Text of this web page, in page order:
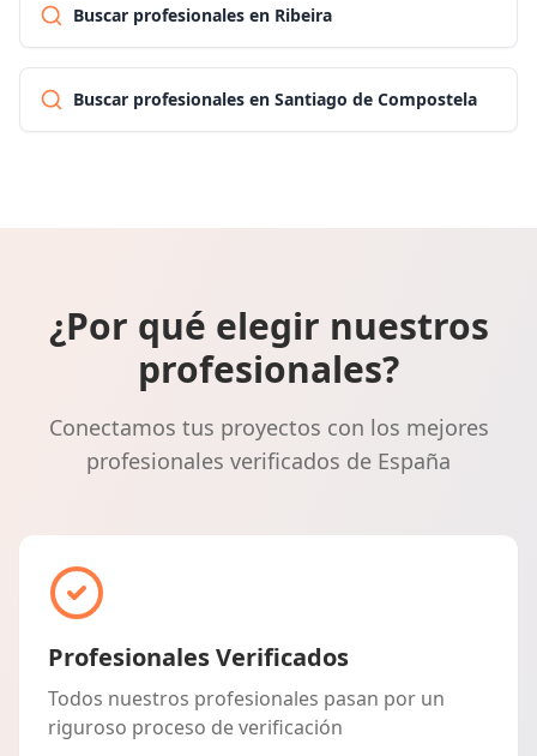
Buscar profesionales en Ribeira
Buscar profesionales en Santiago de Compostela
¿Por qué elegir nuestros
profesionales?
Conectamos tus proyectos con los mejores
profesionales verificados de España
Profesionales Verificados
Todos nuestros profesionales pasan por un
riguroso proceso de verificación